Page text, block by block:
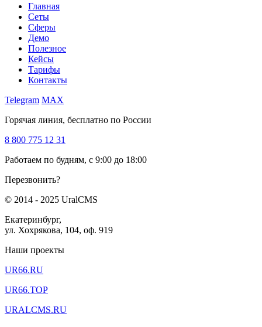
Главная
Сеты
Сферы
Демо
Полезное
Кейсы
Тарифы
Контакты
Telegram MAX
Горячая линия, бесплатно по России
8 800 775 12 31
Работаем по будням, с 9:00 до 18:00
Перезвонить?
© 2014 - 2025 UralCMS
Екатеринбург,
ул. Хохрякова, 104, оф. 919
Наши проекты
UR66.RU
UR66.TOP
URALCMS.RU